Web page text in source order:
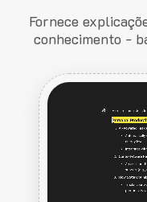
Fornece
conhecimento -